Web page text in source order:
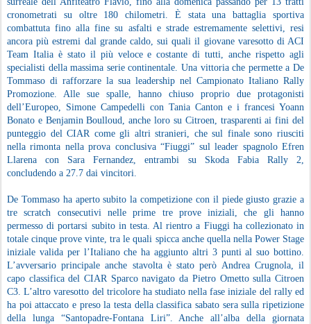
cronometrati su oltre 180 chilometri. È stata una battaglia sportiva
combattuta fino alla fine su asfalti e strade estremamente selettivi, resi
ancora più estremi dal grande caldo, sui quali il giovane varesotto di ACI
Team Italia è stato il più veloce e costante di tutti, anche rispetto agli
specialisti della massima serie continentale. Una vittoria che permette a De
Tommaso di rafforzare la sua leadership nel Campionato Italiano Rally
Promozione. Alle sue spalle, hanno chiuso proprio due protagonisti
dell’Europeo, Simone Campedelli con Tania Canton e i francesi Yoann
Bonato e Benjamin Boulloud, anche loro su Citroen, trasparenti ai fini del
punteggio del CIAR come gli altri stranieri, che sul finale sono riusciti
nella rimonta nella prova conclusiva “Fiuggi” sul leader spagnolo Efren
Llarena con Sara Fernandez, entrambi su Skoda Fabia Rally 2,
concludendo a 27.7 dai vincitori.
De Tommaso ha aperto subito la competizione con il piede giusto grazie a
tre scratch consecutivi nelle prime tre prove iniziali, che gli hanno
permesso di portarsi subito in testa. Al rientro a Fiuggi ha collezionato in
totale cinque prove vinte, tra le quali spicca anche quella nella Power Stage
iniziale valida per l’Italiano che ha aggiunto altri 3 punti al suo bottino.
L’avversario principale anche stavolta è stato però Andrea Crugnola, il
capo classifica del CIAR Sparco navigato da Pietro Ometto sulla Citroen
C3. L’altro varesotto del tricolore ha studiato nella fase iniziale del rally ed
ha poi attaccato e preso la testa della classifica sabato sera sulla ripetizione
della lunga “Santopadre-Fontana Liri”. Anche all’alba della giornata